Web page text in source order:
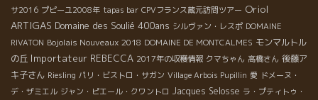
サ2016 プピーユ2008年 tapas bar CPVフランス蔵元訪問ツアー Oriol
ARTIGAS Domaine des Soulié 400ans シルヴァン・レスポ DOMAINE
RIVATON Bojolais Nouveaux 2018 DOMAINE DE MONTCALMES モンマルトル
の丘 Importateur REBECCA 2017年の収穫情報 クマちゃん 高橋さん 後藤ア
キ子さん Riesling パリ・ビストロ・サガン Village Arbois Pupillin 愛 ドメーヌ・
デ・ザミエル ジャン・ピエール・クワントロ Jacques Selosse ラ・プティトゥ・